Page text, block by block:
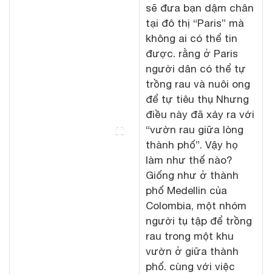
sẽ đưa bạn dậm chân
tại đô thị “Paris” mà
không ai có thể tin
được. rằng ở Paris
người dân có thể tự
trồng rau và nuôi ong
để tự tiêu thụ Nhưng
điều này đã xảy ra với
“vườn rau giữa lòng
thành phố”. Vậy họ
làm như thế nào?
Giống như ở thành
phố Medellin của
Colombia, một nhóm
người tụ tập để trồng
rau trong một khu
vườn ở giữa thành
phố. cùng với việc